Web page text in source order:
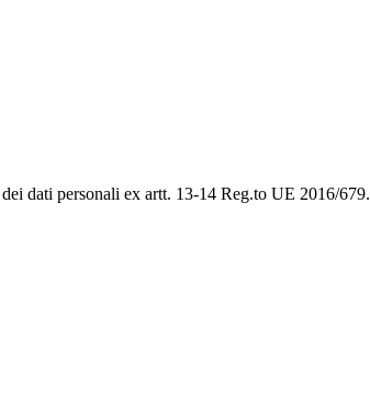
dati personali ex artt. 13-14 Reg.to UE 2016/679.